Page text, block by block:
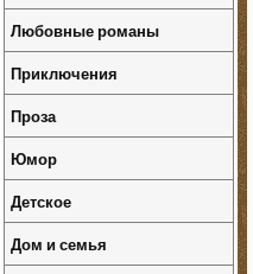
Любовные романы
Приключения
Проза
Юмор
Детское
Дом и семья